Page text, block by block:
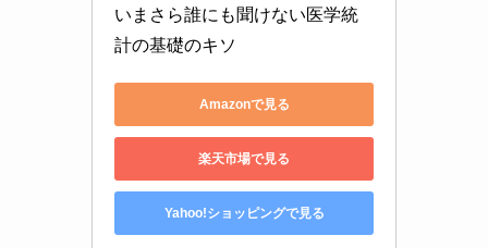
いまさら誰にも聞けない医学統
計の基礎のキソ
Amazonで見る
楽天市場で見る
Yahoo!ショッピングで見る